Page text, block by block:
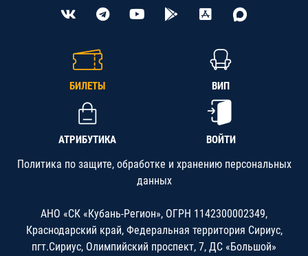
БИЛЕТЫ ВИП
АТРИБУТИКА ВОЙТИ
Политика по защите, обработке и хранению персональных
данных
АНО «СК «Кубань-Регион», ОГРН 1142300002349,
Краснодарский край, Федеральная территория Сириус,
пгт.Сириус, Олимпийский проспект, 7, ДС «Большой»